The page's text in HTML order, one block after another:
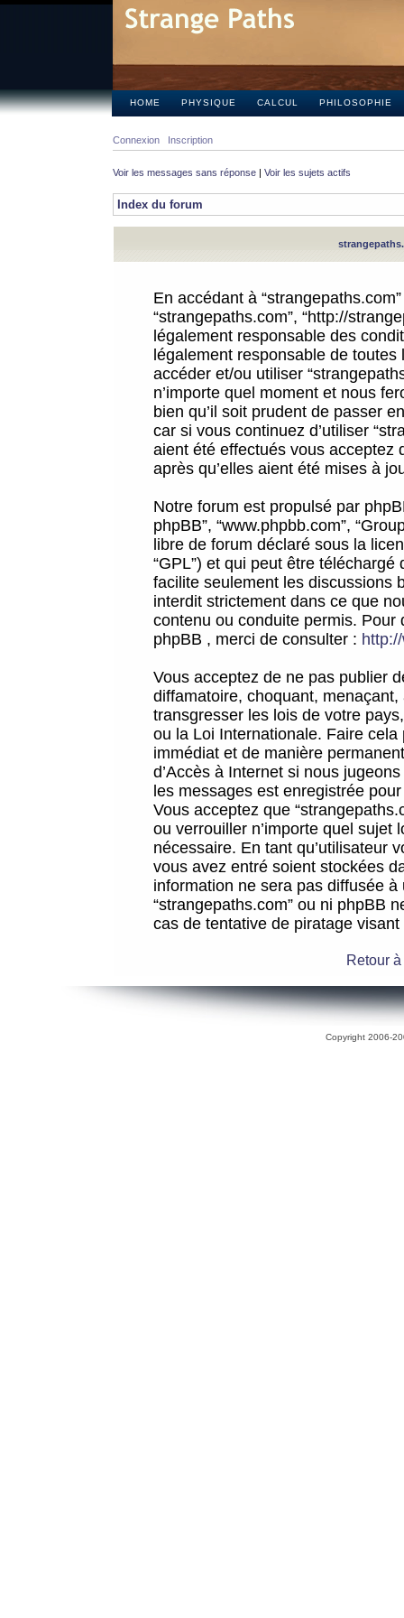
HOME PHYSIQUE CALCUL PHILOSOPHIE
Connexion Inscription
Voir les messages sans réponse | Voir les sujets actifs
Index du forum
En accédant à
“strangepaths.com”, “http://
légalement responsable des
légalement responsable de
accéder et/ou utiliser
n’importe quel moment et nous
bien qu’il soit prudent de passer
car si vous continuez d’utiliser
aient été effectués vous acceptez
après qu’elles aient été mises à
Notre forum est propulsé par
phpBB”, “www.phpbb.com”,
libre de forum déclaré sous la
“GPL”) et qui peut être téléchargé
facilite seulement les discussions
interdit strictement dans ce que
contenu ou conduite permis.
phpBB , merci de consulter :
Vous acceptez de ne pas publier
diffamatoire, choquant,
transgresser les lois de votre
ou la Loi Internationale. Faire
immédiat et de manière
d’Accès à Internet si nous
les messages est enregistrée
Vous acceptez que
ou verrouiller n’importe quel sujet
nécessaire. En tant qu’utilisateur
vous avez entré soient stockées
information ne sera pas diffusée
“strangepaths.com” ou ni phpBB
cas de tentative de piratage
Retour
Copyright 2006-